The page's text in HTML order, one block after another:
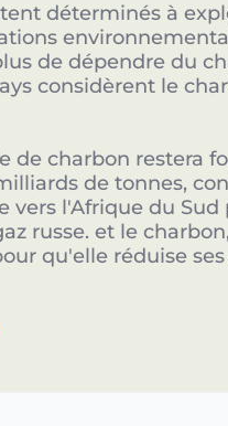
déterminés à
de dépendre du
considèrent le
de charbon restera
de tonnes,
vers l'Afrique du
russe. et le
qu'elle réduise